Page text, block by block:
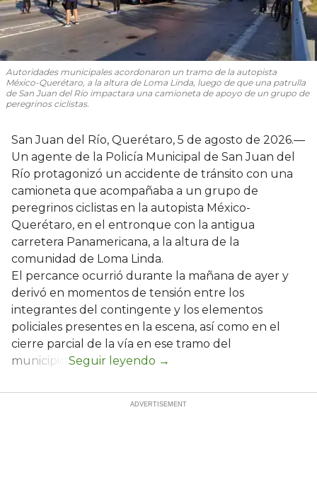
Autoridades municipales acordonaron un tramo de la autopista
México-Querétaro, a la altura de Loma Linda, luego de que una patrulla
de San Juan del Río impactara una camioneta de apoyo de un grupo de
peregrinos ciclistas.
San Juan del Río, Querétaro, 5 de agosto de 2026.—
Un agente de la Policía Municipal de San Juan del
Río protagonizó un accidente de tránsito con una
camioneta que acompañaba a un grupo de
peregrinos ciclistas en la autopista México-
Querétaro, en el entronque con la antigua
carretera Panamericana, a la altura de la
comunidad de Loma Linda.
El percance ocurrió durante la mañana de ayer y
derivó en momentos de tensión entre los
integrantes del contingente y los elementos
policiales presentes en la escena, así como en el
cierre parcial de la vía en ese tramo del
municipio.